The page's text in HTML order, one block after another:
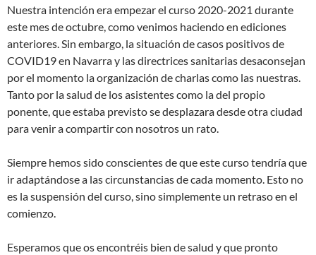
Nuestra intención era empezar el curso 2020-2021 durante
este mes de octubre, como venimos haciendo en ediciones
anteriores. Sin embargo, la situación de casos positivos de
COVID19 en Navarra y las directrices sanitarias desaconsejan
por el momento la organización de charlas como las nuestras.
Tanto por la salud de los asistentes como la del propio
ponente, que estaba previsto se desplazara desde otra ciudad
para venir a compartir con nosotros un rato.
Siempre hemos sido conscientes de que este curso tendría que
ir adaptándose a las circunstancias de cada momento. Esto no
es la suspensión del curso, sino simplemente un retraso en el
comienzo.
Esperamos que os encontréis bien de salud y que pronto